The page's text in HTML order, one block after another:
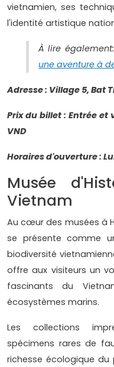
vietnamien, ses
l'identité artistique
À lire également:
une aventure à
Adresse : Village 5, Bat
Prix ​​du billet : Entrée et
VND
Horaires d'ouverture :
Musée
Vietnam
Au cœur des musées à
se présente comme
biodiversité
offre aux visiteurs un
fascinants du
écosystèmes marins.
Les collections
spécimens rares de
richesse écologique